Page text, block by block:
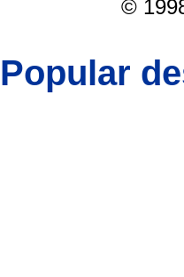
©
Popular